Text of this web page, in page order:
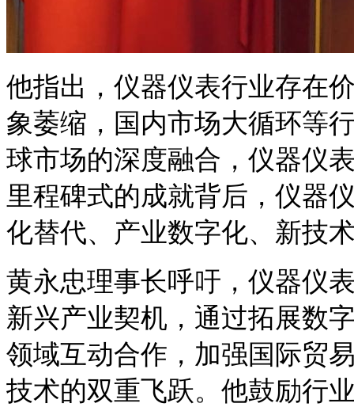
他指出，仪器仪表行业存在
象萎缩，国内市场大循环等
球市场的深度融合，仪器仪
里程碑式的成就背后，仪器
化替代、产业数字化、新技
黄永忠理事长呼吁，仪器仪
新兴产业契机，通过拓展数
领域互动合作，加强国际贸
技术的双重飞跃。他鼓励行